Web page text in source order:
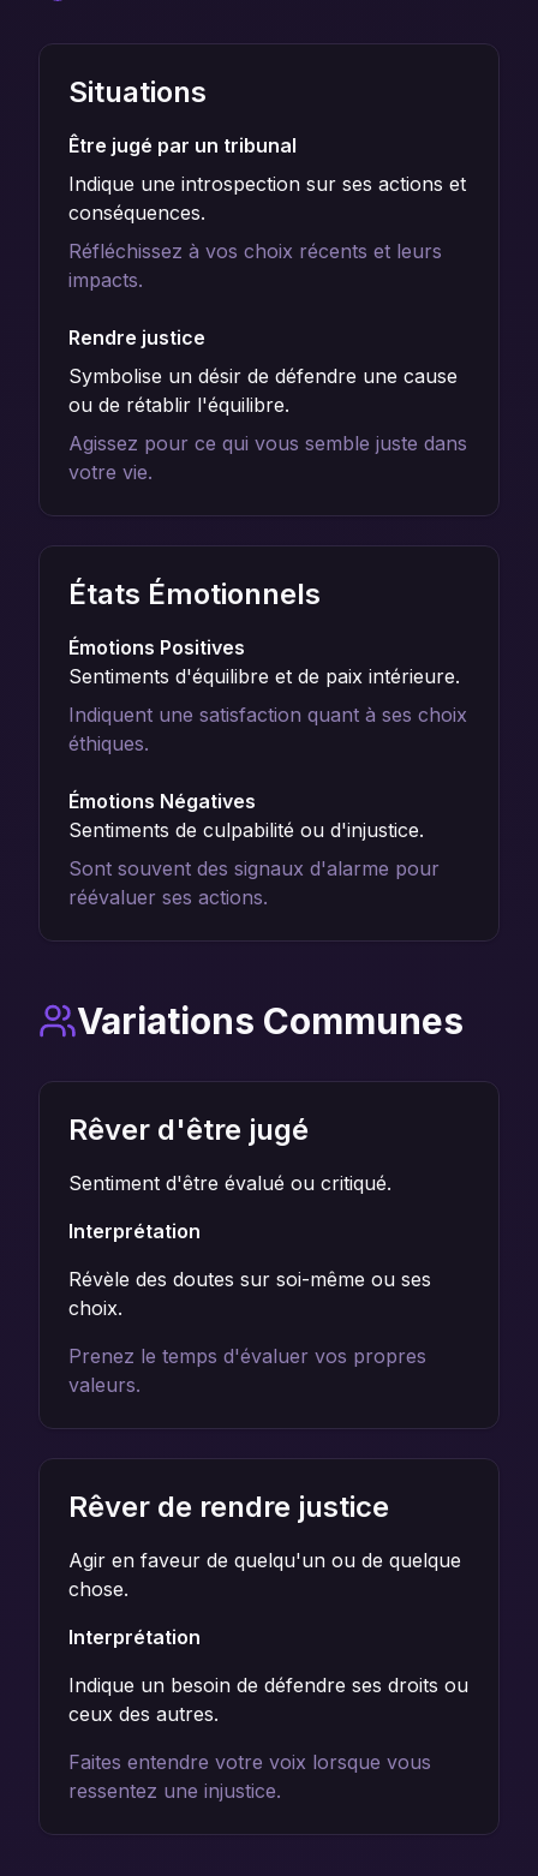
Situations
Être jugé par un tribunal
Indique une introspection sur ses actions et
conséquences.
Réfléchissez à vos choix récents et leurs
impacts.
Rendre justice
Symbolise un désir de défendre une cause
ou de rétablir l'équilibre.
Agissez pour ce qui vous semble juste dans
votre vie.
États Émotionnels
Émotions Positives
Sentiments d'équilibre et de paix intérieure.
Indiquent une satisfaction quant à ses choix
éthiques.
Émotions Négatives
Sentiments de culpabilité ou d'injustice.
Sont souvent des signaux d'alarme pour
réévaluer ses actions.
Variations Communes
Rêver d'être jugé
Sentiment d'être évalué ou critiqué.
Interprétation
Révèle des doutes sur soi-même ou ses
choix.
Prenez le temps d'évaluer vos propres
valeurs.
Rêver de rendre justice
Agir en faveur de quelqu'un ou de quelque
chose.
Interprétation
Indique un besoin de défendre ses droits ou
ceux des autres.
Faites entendre votre voix lorsque vous
ressentez une injustice.